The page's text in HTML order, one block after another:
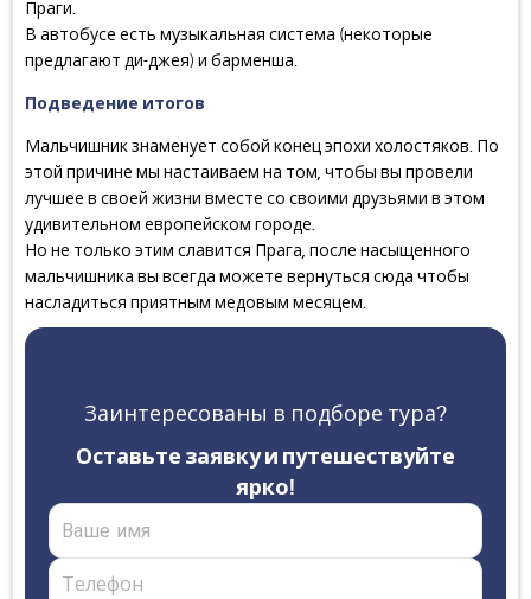
Праги.
В автобусе есть музыкальная система (некоторые
предлагают ди-джея) и барменша.
Подведение итогов
Мальчишник знаменует собой конец эпохи холостяков. По
этой причине мы настаиваем на том, чтобы вы провели
лучшее в своей жизни вместе со своими друзьями в этом
удивительном европейском городе.
Но не только этим славится Прага, после насыщенного
мальчишника вы всегда можете вернуться сюда чтобы
насладиться приятным медовым месяцем.
Заинтересованы в подборе тура?
Оставьте заявку и путешествуйте
ярко!